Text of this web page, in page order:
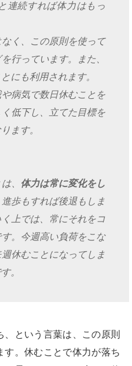
連続すれば体力はもっ
く、この原則を使って
行っています。また、
にも利用されます。
病気で数日休むことを
低下し、立てた目標を
ます。
、 体力は常に変化をし
歩もすれば後退もしま
上では、常にそれをコ
。今週高い負荷をこな
休むことになってしま
。
という言葉は、この原則
す。休むことで体力が落ち